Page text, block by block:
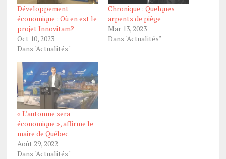
Développement
économique : Où en est le
projet Innovitam?
Oct 10, 2023
Dans "Actualités"
Chronique : Quelques
arpents de piège
Mar 13, 2023
Dans "Actualités"
« L’automne sera
économique », affirme le
maire de Québec
Août 29, 2022
Dans "Actualités"